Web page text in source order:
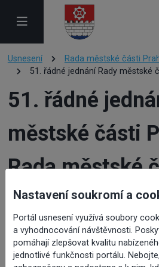
Usnesení
Rada městské části
51. řádné jednání Rady městské
51. řádné
městské části
Rada městské
16
Nastavení soukromí a
Portál usnesení využívá soubory
a vyhodnocování návštěvnosti.
pomáhají zlepšovat kvalitu
jednotlivé funkčnosti portálu.